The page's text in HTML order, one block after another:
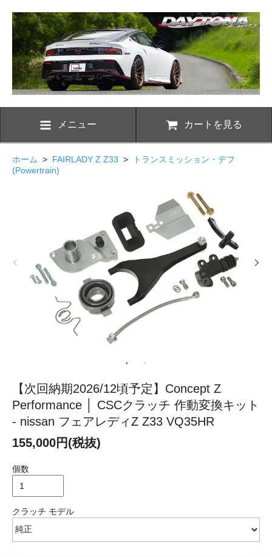
メニュー カートを見る
ホーム > FAIRLADY Z Z33 >
トランスミッション・デフ
(Powertrain)
【次回納期2026/12頃予定】Concept Z
Performance │ CSCクラッチ 作動変換キット
- nissan フェアレディZ Z33 VQ35HR
155,000円(税抜)
個数
クラッチ モデル